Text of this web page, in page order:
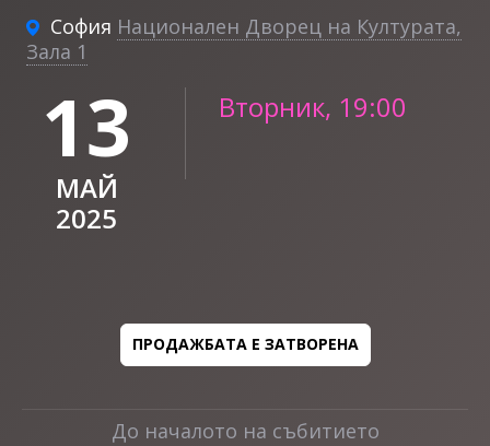
До началото на събитието
София Национален Дворец на Културата,
Зала 1
13
МАЙ
2025
Вторник, 19:00
ПРОДАЖБАТА Е ЗАТВОРЕНА